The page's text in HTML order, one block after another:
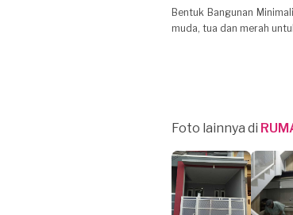
Bentuk Bangunan
muda, tua dan merah
Foto lainnya di